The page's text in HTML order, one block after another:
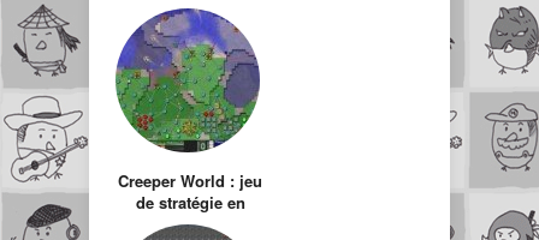
Creeper World : jeu
de stratégie en
flash